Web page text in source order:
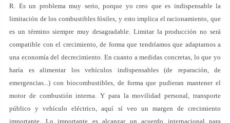
R. Es un problema muy serio, porque yo creo que es indispensable la
limitación de los combustibles fósiles, y esto implica el racionamiento, que
es un término siempre muy desagradable. Limitar la producción no será
compatible con el crecimiento, de forma que tendríamos que adaptarnos a
una economía del decrecimiento. En cuanto a medidas concretas, lo que yo
haría es alimentar los vehículos indispensables (de reparación, de
emergencias...) con biocombustibles, de forma que pudieran mantener el
motor de combustión interna. Y para la movilidad personal, transporte
público y vehículo eléctrico, aquí sí veo un margen de crecimiento
importante. Lo importante es alcanzar un acuerdo internacional para